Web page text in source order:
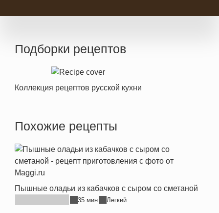
Подборки рецептов
Коллекция рецептов русской кухни
Похожие рецепты
Пышные оладьи из кабачков с сыром со сметаной
35 мин Легкий